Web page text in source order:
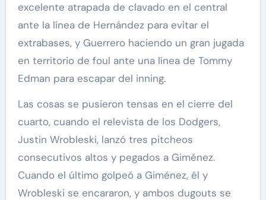
excelente atrapada de clavado en el central
ante la línea de Hernández para evitar el
extrabases, y Guerrero haciendo un gran jugada
en territorio de foul ante una línea de Tommy
Edman para escapar del inning.
Las cosas se pusieron tensas en el cierre del
cuarto, cuando el relevista de los Dodgers,
Justin Wrobleski, lanzó tres pitcheos
consecutivos altos y pegados a Giménez.
Cuando el último golpeó a Giménez, él y
Wrobleski se encararon, y ambos dugouts se